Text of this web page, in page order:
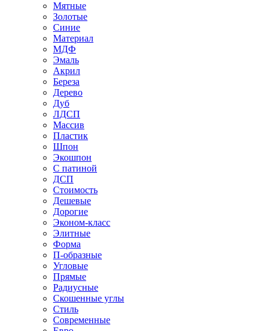
Мятные
Золотые
Синие
Материал
МДФ
Эмаль
Акрил
Береза
Дерево
Дуб
ЛДСП
Массив
Пластик
Шпон
Экошпон
С патиной
ДСП
Стоимость
Дешевые
Дорогие
Эконом-класс
Элитные
Форма
П-образные
Угловые
Прямые
Радиусные
Скошенные углы
Стиль
Современные